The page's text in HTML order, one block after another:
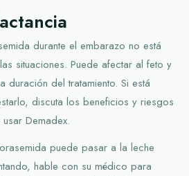
durante el embarazo no está
situaciones. Puede afectar al feto y
duración del tratamiento. Si está
discuta los beneficios y riesgos
Demadex.
puede pasar a la leche
hable con su médico para